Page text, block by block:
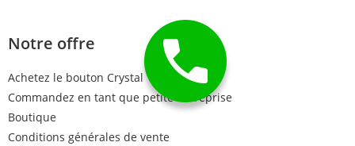
Notre offre
Achetez le bouton Crystal
Commandez en tant que petite entreprise
Boutique
Conditions générales de vente